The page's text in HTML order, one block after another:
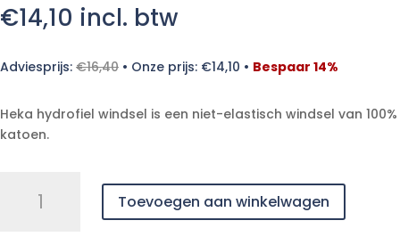
€14,10 incl. btw
Adviesprijs: €16,40 • Onze prijs: €14,10 • Bespaar 14%
Heka hydrofiel windsel is een niet-elastisch windsel van 100%
katoen.
hydrofiel
Toevoegen aan winkelwagen